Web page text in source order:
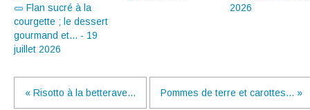
🥒 Flan sucré à la
courgette ; le dessert
gourmand et... - 19
juillet 2026
2026
« Risotto à la betterave... Pommes de terre et carottes... »